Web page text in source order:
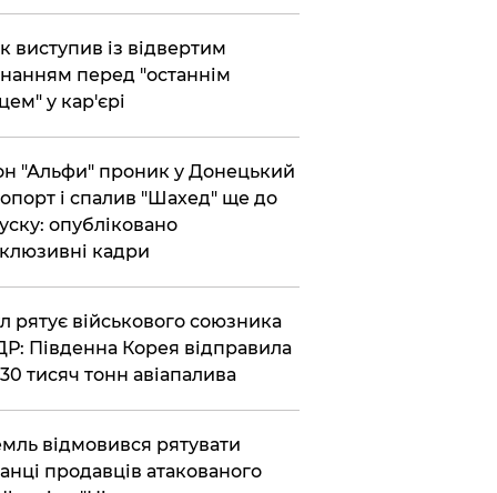
виступив із відвертим
перед "останнім
у кар'єрі
"Альфи" проник у Донецький
і спалив "Шахед" ще до
опубліковано
кадри
рятує військового союзника
Південна Корея відправила
тисяч тонн авіапалива
відмовився рятувати
продавців атакованого